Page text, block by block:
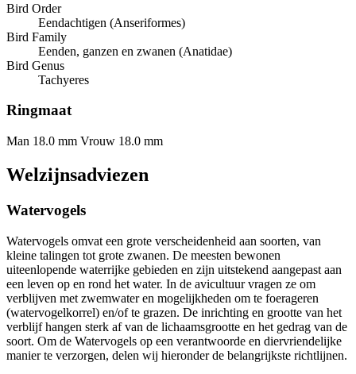
Bird Order
Eendachtigen (Anseriformes)
Bird Family
Eenden, ganzen en zwanen (Anatidae)
Bird Genus
Tachyeres
Ringmaat
Man 18.0 mm Vrouw 18.0 mm
Welzijnsadviezen
Watervogels
Watervogels omvat een grote verscheidenheid aan soorten, van
kleine talingen tot grote zwanen. De meesten bewonen
uiteenlopende waterrijke gebieden en zijn uitstekend aangepast aan
een leven op en rond het water. In de avicultuur vragen ze om
verblijven met zwemwater en mogelijkheden om te foerageren
(watervogelkorrel) en/of te grazen. De inrichting en grootte van het
verblijf hangen sterk af van de lichaamsgrootte en het gedrag van de
soort. Om de Watervogels op een verantwoorde en diervriendelijke
manier te verzorgen, delen wij hieronder de belangrijkste richtlijnen.